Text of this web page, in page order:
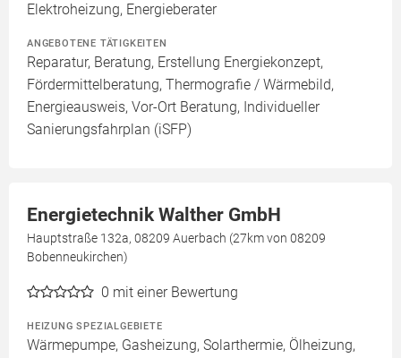
Elektroheizung, Energieberater
ANGEBOTENE TÄTIGKEITEN
Reparatur, Beratung, Erstellung Energiekonzept,
Fördermittelberatung, Thermografie / Wärmebild,
Energieausweis, Vor-Ort Beratung, Individueller
Sanierungsfahrplan (iSFP)
Energietechnik Walther GmbH
Hauptstraße 132a, 08209 Auerbach (27km von 08209
Bobenneukirchen)
0 mit einer Bewertung
HEIZUNG SPEZIALGEBIETE
Wärmepumpe, Gasheizung, Solarthermie, Ölheizung,